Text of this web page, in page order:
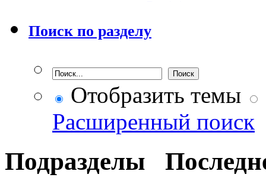
Поиск по разделу
Отобразить темы
Расширенный поиск
Подразделы